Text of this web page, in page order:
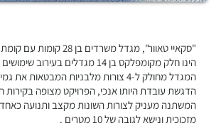
"סקאיי טאוור", מגדל משרדים
הינו חלק מקומפלקס בן 14 מגדלים
המגדל מחולק ל-4 צורות מלבניות המבטאות
הדגשת עובדת היותו אנכי, הפרויקט מצופה בקירות
המשתנה מעניק לצורות השונות מקצב ותנועה
מזכוכית ונישא לגובה של 10 מטרים .